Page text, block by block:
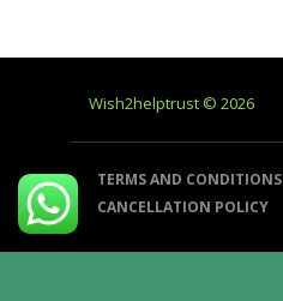
Wish2helptrust © 2026
TERMS AND CONDITIONS
CANCELLATION POLICY